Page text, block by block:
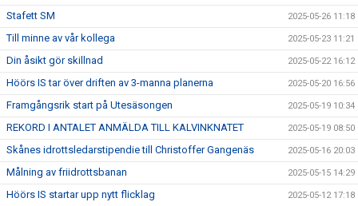
Stafett SM 2025-05-26 11:18
Till minne av vår kollega 2025-05-23 11:21
Din åsikt gör skillnad 2025-05-22 16:12
Höörs IS tar över driften av 3-manna planerna 2025-05-20 16:56
Framgångsrik start på Utesäsongen 2025-05-19 10:34
REKORD I ANTALET ANMÄLDA TILL KALVINKNATET 2025-05-19 08:50
Skånes idrottsledarstipendie till Christoffer Gangenäs 2025-05-16 20:03
Målning av friidrottsbanan 2025-05-15 14:29
Höörs IS startar upp nytt flicklag 2025-05-12 17:18